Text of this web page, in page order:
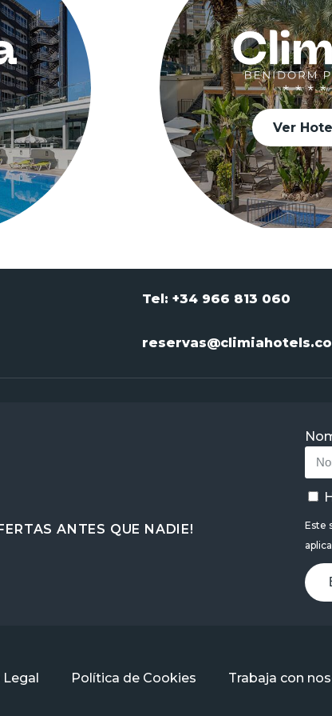
Ver
Tel: +34 966 813 060
ANTES QUE NADIE! Este
Legal Política de Cookies Trabaja con